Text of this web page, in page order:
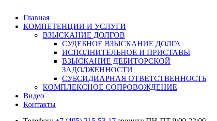
Главная
КОМПЕТЕНЦИИ И УСЛУГИ
ВЗЫСКАНИЕ ДОЛГОВ
СУДЕБНОЕ ВЗЫСКАНИЕ ДОЛГА
ИСПОЛНИТЕЛЬНОЕ И ПРИСТАВЫ
ВЗЫСКАНИЕ ДЕБИТОРСКОЙ
ЗАДОЛЖЕННОСТИ
СУБСИДИАРНАЯ ОТВЕТСТВЕННОСТЬ
КОМПЛЕКСНОЕ СОПРОВОЖДЕНИЕ
Видео
Контакты